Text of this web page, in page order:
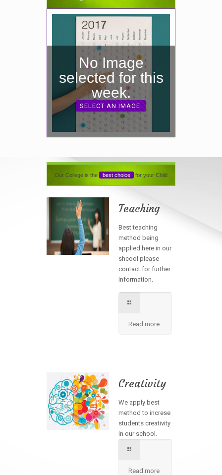
No Image
selected for this
week.
SELECT AN IMAGE.
Our College is the best choice for your Child
Teaching
Best teaching
method being
applied here in our
shcool please
contact for further
information.
Read more
Creativity
We apply best
method to increse
students creativity
in our school.
Read more